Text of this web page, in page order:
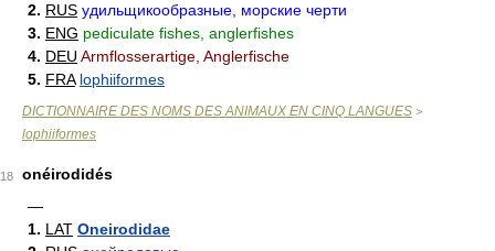
2. RUS удильщикообразные, морские черти
3. ENG pediculate fishes, anglerfishes
4. DEU Armflosserartige, Anglerfische
5. FRA lophiiformes
DICTIONNAIRE DES NOMS DES ANIMAUX EN CINQ LANGUES >
lophiiformes
18
onéirodidés
—
1. LAT Oneirodidae